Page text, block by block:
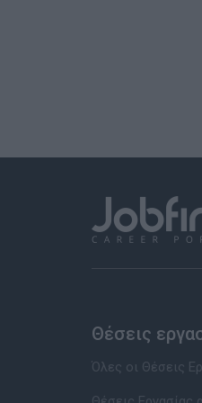
Θέσεις
Όλες οι Θέσεις